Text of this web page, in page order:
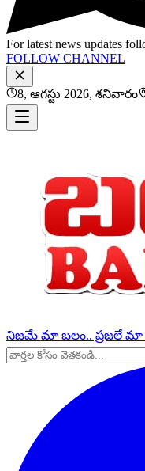
For latest news updates
FOLLOW CHANNEL
8, ఆగస్టు 2026, శనివారం
నిజమే మా బలం.. ప్రజలే మా